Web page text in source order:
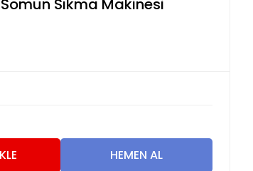
Sıkma Makinesi
HEMEN AL